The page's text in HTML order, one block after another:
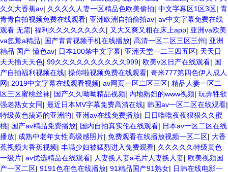
久久大香蕉av| 久久久久人妻一区精品色欧美偷拍| 中文字幕区1区3区| 青
青青自拍视频免费在线观看| 亚洲欧洲自拍偷拍av| av中文字幕免费在线
观看 无需| 福利久久久久久久久久 | 又大又爽又粗在床上app| 亚洲va欧美
va氩鷙a精品| 国产青青视频手机在线播放| 高清一区二区三区三州 | 亚洲
精品 国产 懂色av| 日本100禁中文字幕| 亚洲天堂一二三四五区| 天天日
天天插天天色| 99久久久久久久久久久久999| 欧美v区日产在线观看| 国
产自拍福利视频在线| 操你啦视频免费在线观看| 奇米777第四色伊人成人
网| 2019中文字幕在线观看视频| av网页一区二区三区| 精品人妻一区二
区三区蜜桃丝袜| 国产久久呦呦精品视频| 内地熟妇的www视频| 玩弄牲欲
强老熟女女同| 最近日本MV字幕免费高清在线| 韩国av一区二区在线观看|
特级黄色搞逼的亚洲的| 亚洲av在线免费播放| 日日噜噜夜夜狠狠久久蜜
桃| 国产av精品免费播放| 国内自拍真实伦在线观看| 日本av一区二区在线
播放| 成熟中老年女性高级感照片| 免费观看在线播放视频一区二区| 大香
蕉视频大香蕉视频| 丰满少妇被猛烈进入免费观看| 久久久久久特级黄色
一级片| av优选精品在线观看| 人妻换人妻a毛片人妻换人妻| 欧美视频国
产一区二区| 9191色在色在线播放| 91精品国产91熟女| 日韩在线电影一